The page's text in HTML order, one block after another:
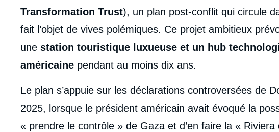
Transformation Trust), un plan post-conflit qui circule
fait l’objet de vives polémiques. Ce projet ambitieux
une station touristique luxueuse et un hub
américaine pendant au moins dix ans.
Le plan s’appuie sur les déclarations controversées de
2025, lorsque le président américain avait évoqué la
« prendre le contrôle » de Gaza et d’en faire la «